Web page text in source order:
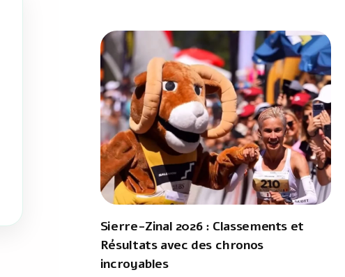
Sierre-Zinal 2026 : Classements et
Résultats avec des chronos
incroyables